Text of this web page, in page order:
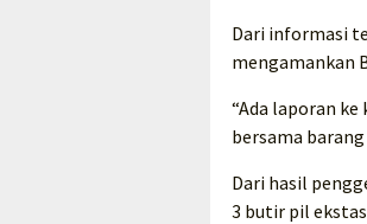
Dari informasi
mengamankan
“Ada laporan
bersama
Dari hasil
3 butir pil